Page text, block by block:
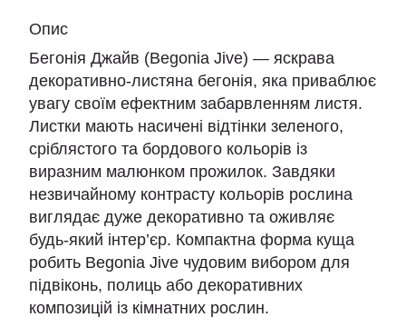
Опис
Бегонія Джайв (Begonia Jive) — яскрава
декоративно-листяна бегонія, яка приваблює
увагу своїм ефектним забарвленням листя.
Листки мають насичені відтінки зеленого,
сріблястого та бордового кольорів із
виразним малюнком прожилок. Завдяки
незвичайному контрасту кольорів рослина
виглядає дуже декоративно та оживляє
будь-який інтер’єр. Компактна форма куща
робить Begonia Jive чудовим вибором для
підвіконь, полиць або декоративних
композицій із кімнатних рослин.